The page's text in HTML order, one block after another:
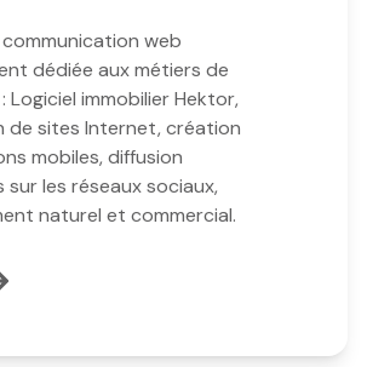
web
dédiée aux métiers de
Logiciel immobilier Hektor,
de sites Internet, création
mobiles, diffusion
sur les réseaux sociaux,
naturel et commercial.